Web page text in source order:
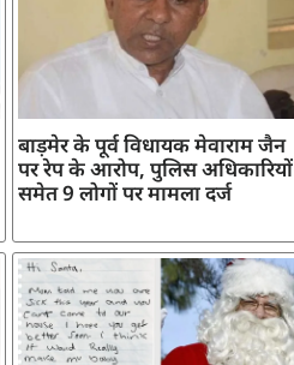
बाड़मेर के पूर्व विधायक मेवाराम जैन
पर रेप के आरोप, पुलिस अधिकारियों
समेत 9 लोगों पर मामला दर्ज